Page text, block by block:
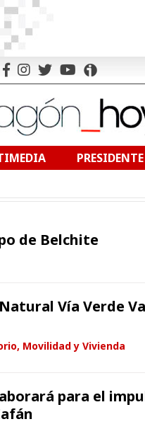
PRESIDENTE
de Belchite
Vía Verde
Movilidad y Vivienda
para el